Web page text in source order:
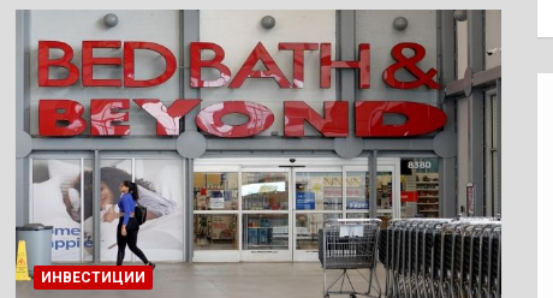
ИНВЕСТИЦИИ